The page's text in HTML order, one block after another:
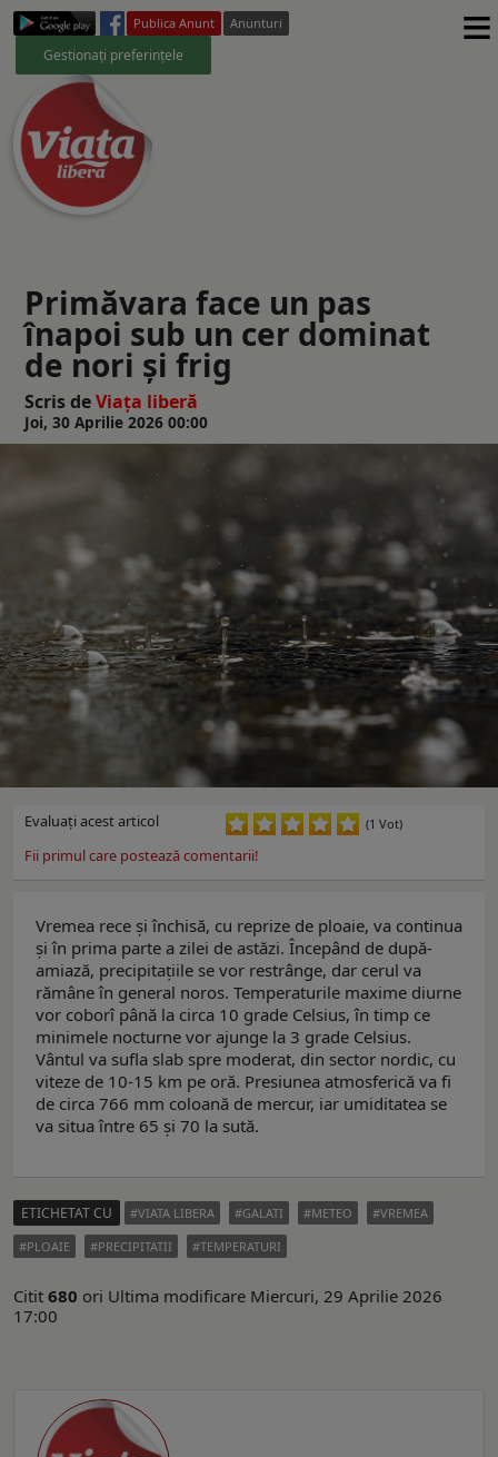
Publica Anunt Anunturi
Gestionați preferințele ≡
Primăvara face un pas
înapoi sub un cer dominat
de nori și frig
Scris deViaţa liberă
Joi, 30 Aprilie 2026 00:00
Evaluaţi acest articol (1 Vot)
Fii primul care postează comentarii!
Vremea rece şi închisă, cu reprize de ploaie, va continua
şi în prima parte a zilei de astăzi. Începând de după-
amiază, precipitaţiile se vor restrânge, dar cerul va
rămâne în general noros. Temperaturile maxime diurne
vor coborî până la circa 10 grade Celsius, în timp ce
minimele nocturne vor ajunge la 3 grade Celsius.
Vântul va sufla slab spre moderat, din sector nordic, cu
viteze de 10-15 km pe oră. Presiunea atmosferică va fi
de circa 766 mm coloană de mercur, iar umiditatea se
va situa între 65 şi 70 la sută.
ETICHETAT CU VIATA LIBERA GALATI METEO
VREMEA
PLOAIE
PRECIPITATII TEMPERATURI
Citit 680 ori Ultima modificare Miercuri, 29 Aprilie 2026
17:00